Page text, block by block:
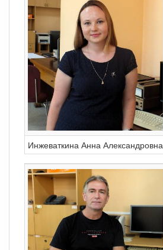
Инжеваткина Анна Александровна